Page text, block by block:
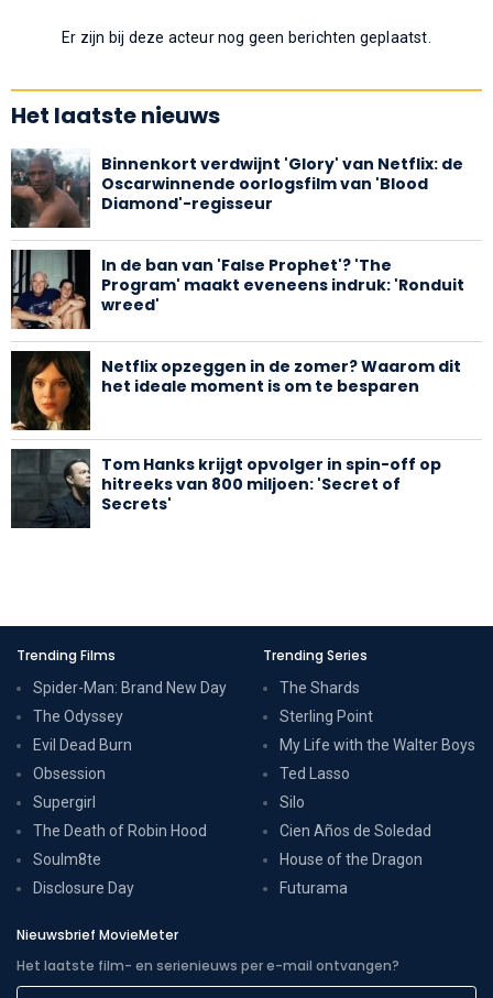
Er zijn bij deze acteur nog geen berichten geplaatst.
Het laatste nieuws
Binnenkort verdwijnt 'Glory' van Netflix: de
Oscarwinnende oorlogsfilm van 'Blood
Diamond'-regisseur
In de ban van 'False Prophet'? 'The
Program' maakt eveneens indruk: 'Ronduit
wreed'
Netflix opzeggen in de zomer? Waarom dit
het ideale moment is om te besparen
Tom Hanks krijgt opvolger in spin-off op
hitreeks van 800 miljoen: 'Secret of
Secrets'
Trending Films
Spider-Man: Brand New Day
The Odyssey
Evil Dead Burn
Obsession
Supergirl
The Death of Robin Hood
Soulm8te
Disclosure Day
Trending Series
The Shards
Sterling Point
My Life with the Walter Boys
Ted Lasso
Silo
Cien Años de Soledad
House of the Dragon
Futurama
Nieuwsbrief MovieMeter
Het laatste film- en serienieuws per e-mail ontvangen?